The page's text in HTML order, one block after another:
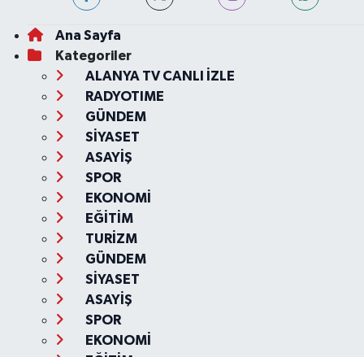
Ana Sayfa
Kategoriler
ALANYA TV CANLI İZLE
RADYOTIME
GÜNDEM
SİYASET
ASAYİŞ
SPOR
EKONOMİ
EĞİTİM
TURİZM
GÜNDEM
SİYASET
ASAYİŞ
SPOR
EKONOMİ